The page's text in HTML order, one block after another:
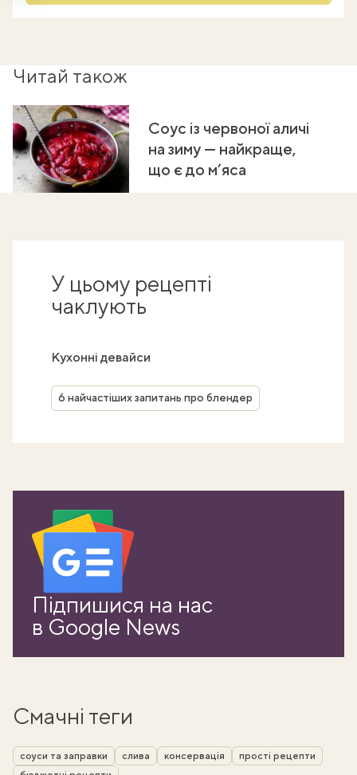
Читай також
Соус із червоної аличі
на зиму — найкраще,
що є до м’яса
У цьому рецепті
чаклують
Кухонні девайси
6 найчастіших запитань про блендер
Підпишися на нас
в Google News
Смачні теги
соуси та заправки слива консервація
прості рецепти